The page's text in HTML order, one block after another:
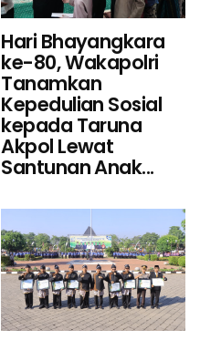
Hari Bhayangkara
ke-80, Wakapolri
Tanamkan
Kepedulian Sosial
kepada Taruna
Akpol Lewat
Santunan Anak...